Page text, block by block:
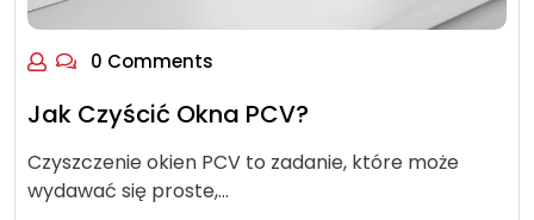
0 Comments
Jak Czyścić Okna PCV?
Czyszczenie okien PCV to zadanie, które może
wydawać się proste,…